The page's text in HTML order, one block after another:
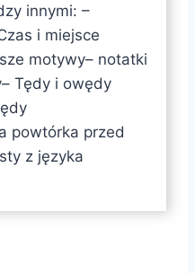
innymi: –
i miejsce
motywy– notatki
Tędy i owędy
powtórka przed
z języka